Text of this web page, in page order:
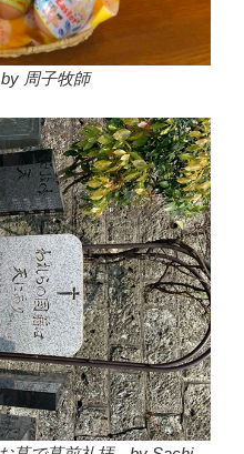
周子牧師